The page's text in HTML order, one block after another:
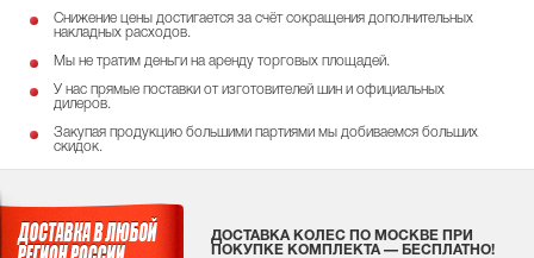
Снижение цены достигается за счёт сокращения дополнительных
накладных расходов.
Мы не тратим деньги на аренду торговых площадей.
У нас прямые поставки от изготовителей шин и официальных
дилеров.
Закупая продукцию большими партиями мы добиваемся больших
скидок.
ДОСТАВКА КОЛЕС ПО МОСКВЕ ПРИ
ПОКУПКЕ КОМПЛЕКТА — БЕСПЛАТНО!